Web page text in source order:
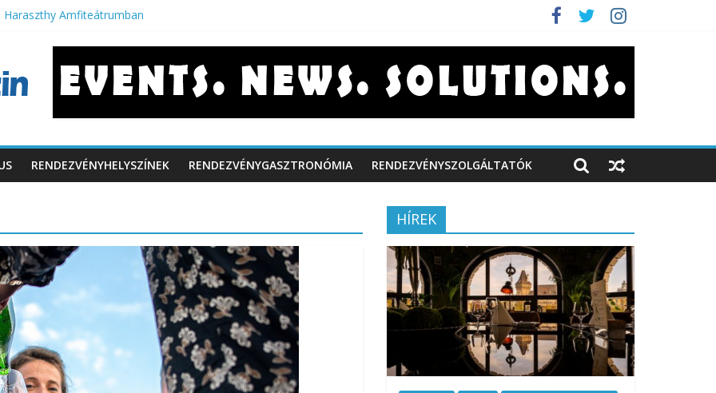
Haraszthy Amfiteátrumban
is a magyar fővárosban
vidéki konferenciahelyszínek
filmek
RENDEZVÉNYHELYSZÍNEK RENDEZVÉNYGASZTRONÓMIA RENDEZVÉNYSZOLGÁLTATÓK
HÍREK